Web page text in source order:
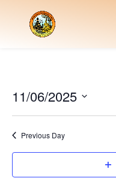
11/06/2025
Previous Day